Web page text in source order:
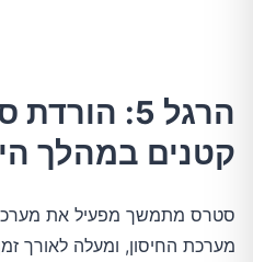
הרגל 5:
קטנים במהלך
סטרס מתמשך מפעיל את
מערכת החיסון, ומעלה לאורך